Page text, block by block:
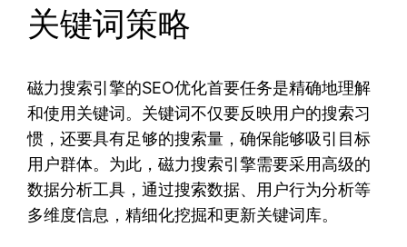
关键词策略
磁力搜索引擎的SEO优化首要任务是精确地理解
和使用关键词。关键词不仅要反映用户的搜索习
惯，还要具有足够的搜索量，确保能够吸引目标
用户群体。为此，磁力搜索引擎需要采用高级的
数据分析工具，通过搜索数据、用户行为分析等
多维度信息，精细化挖掘和更新关键词库。